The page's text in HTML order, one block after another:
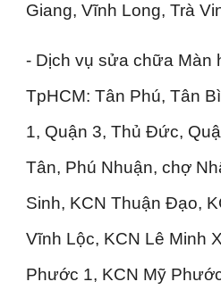
Giang, Vĩnh Long, Trà
- Dịch vụ sửa chữa Màn
TpHCM: Tân Phú, Tân
1, Quận 3, Thủ Đức,
Tân, Phú Nhuận, chợ
Sinh, KCN Thuận Đạo,
Vĩnh Lộc, KCN Lê Minh
Phước 1, KCN Mỹ